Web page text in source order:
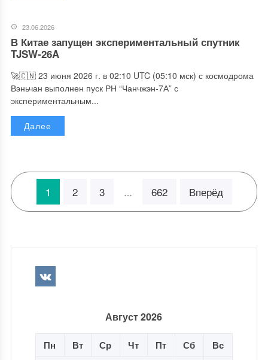
23.06.2026
В Китае запущен экспериментальный спутник
TJSW-26A
🚀🇨🇳 23 июня 2026 г. в 02:10 UTC (05:10 мск) с космодрома
Вэньчан выполнен пуск РН “Чанчжэн-7А” с
экспериментальным...
Далее
1 2 3 … 662 Вперёд
Август 2026
Пн Вт Ср Чт Пт Сб Вс